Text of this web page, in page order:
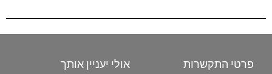
פרטי התקשרות אולי יעניין אותך